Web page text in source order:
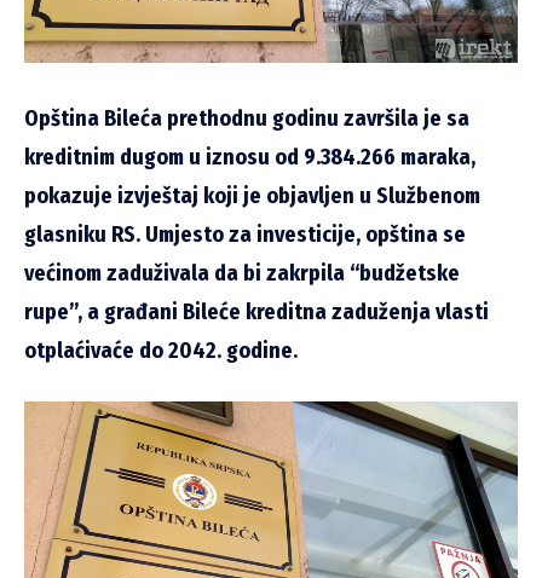
Opština Bileća prethodnu godinu završila je sa
kreditnim dugom u iznosu od 9.384.266 maraka,
pokazuje izvještaj koji je objavljen u Službenom
glasniku RS. Umjesto za investicije, opština se
većinom zaduživala da bi zakrpila “budžetske
rupe”, a građani Bileće kreditna zaduženja vlasti
otplaćivaće do 2042. godine.